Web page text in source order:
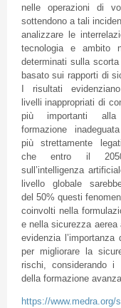
nelle operazioni di
sottendono a tali
analizzare le
tecnologia e ambito
determinati sulla
basato sui rapporti di
I risultati
livelli inappropriati di
più importanti
formazione
più strettamente
che entro il
sull’intelligenza
livello globale
del 50% questi
coinvolti nella
e nella sicurezza
evidenzia
per migliorare la
rischi, considerando i
della formazione
https://www.medra.org/